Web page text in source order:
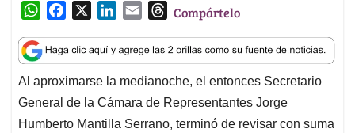
W
a
t
s
A
p
c
e
b
o
o
n
k
e
d
I
a
i
l
T
r
e
a
d
s
Compártelo
Al aproximarse la medianoche, el entonces Secretario
General de la Cámara de Representantes Jorge
Humberto Mantilla Serrano, terminó de revisar con suma